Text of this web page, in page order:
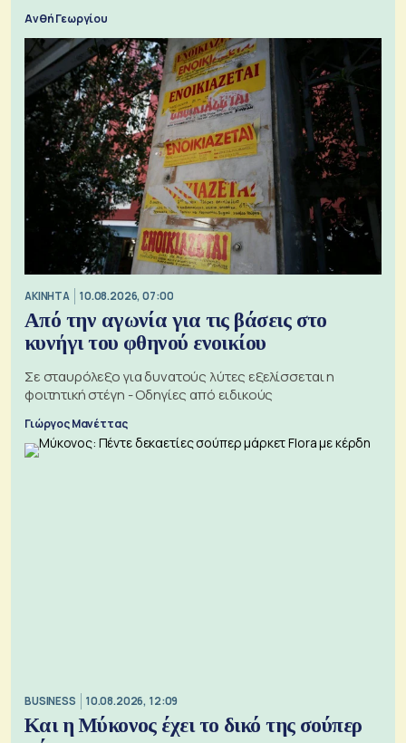
Ανθή Γεωργίου
ΑΚΙΝΗΤΑ 10.08.2026, 07:00
Από την αγωνία για τις βάσεις στο
κυνήγι του φθηνού ενοικίου
Σε σταυρόλεξο για δυνατούς λύτες εξελίσσεται η
φοιτητική στέγη - Οδηγίες από ειδικούς
Γιώργος Μανέττας
BUSINESS 10.08.2026, 12:09
Και η Μύκονος έχει το δικό της σούπερ